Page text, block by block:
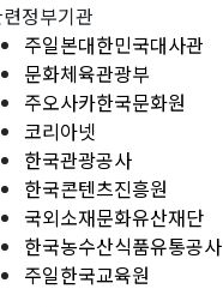
정부기관
주일본대한민국대사관
문화체육관광부
주오사카한국문화원
코리아넷
한국관광공사
한국콘텐츠진흥원
국외소재문화유산재단
한국농수산식품유통공사
주일한국교육원